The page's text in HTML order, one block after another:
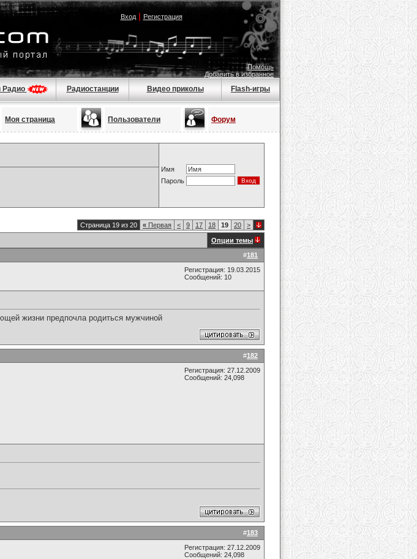
Вход| Регистрация
Помощь
Добавить в избранное
Радио Радиостанции Видео приколы Flash-игры
Моя страница Пользователи Форум
Имя
Пароль
Страница 19 из 20 « Первая < 9 17 18 19 20 >
Опции темы
#181
Регистрация: 19.03.2015
Сообщений: 10
жизни предпочла родиться мужчиной
#182
Регистрация: 27.12.2009
Сообщений: 24,098
#183
Регистрация: 27.12.2009
Сообщений: 24,098